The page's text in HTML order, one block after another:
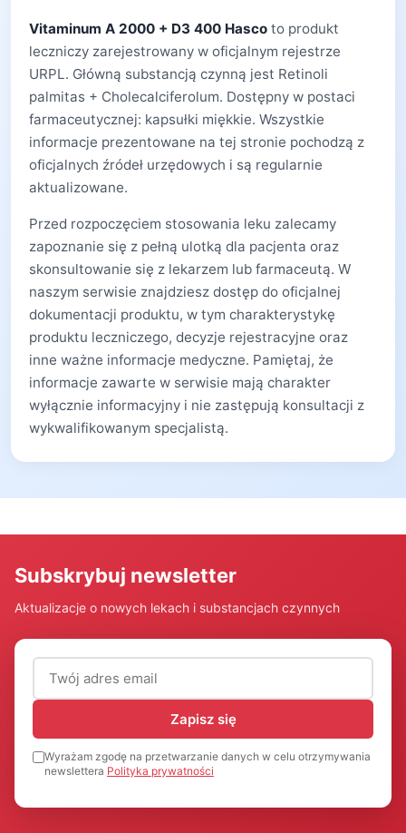
Vitaminum A 2000 + D3 400 Hasco to produkt
leczniczy zarejestrowany w oficjalnym rejestrze
URPL. Główną substancją czynną jest Retinoli
palmitas + Cholecalciferolum. Dostępny w postaci
farmaceutycznej: kapsułki miękkie. Wszystkie
informacje prezentowane na tej stronie pochodzą z
oficjalnych źródeł urzędowych i są regularnie
aktualizowane.
Przed rozpoczęciem stosowania leku zalecamy
zapoznanie się z pełną ulotką dla pacjenta oraz
skonsultowanie się z lekarzem lub farmaceutą. W
naszym serwisie znajdziesz dostęp do oficjalnej
dokumentacji produktu, w tym charakterystykę
produktu leczniczego, decyzje rejestracyjne oraz
inne ważne informacje medyczne. Pamiętaj, że
informacje zawarte w serwisie mają charakter
wyłącznie informacyjny i nie zastępują konsultacji z
wykwalifikowanym specjalistą.
Subskrybuj newsletter
Aktualizacje o nowych lekach i substancjach czynnych
Adres email (wymagany)
Zapisz się
Wyrażam zgodę na przetwarzanie danych w celu otrzymywania
newslettera Polityka prywatności